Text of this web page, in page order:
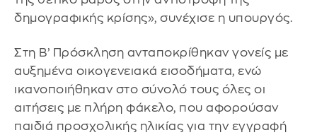
δημογραφικής κρίσης», συνέχισε η υπουργός.
Στη Β’ Πρόσκληση ανταποκρίθηκαν γονείς με
αυξημένα οικογενειακά εισοδήματα, ενώ
ικανοποιήθηκαν στο σύνολό τους όλες οι
αιτήσεις με πλήρη φάκελο, που αφορούσαν
παιδιά προσχολικής ηλικίας για την εγγραφή